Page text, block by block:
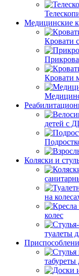
Медицинские
Кровати
Кровати
детей с
Коляски и
на
колес
туалеты